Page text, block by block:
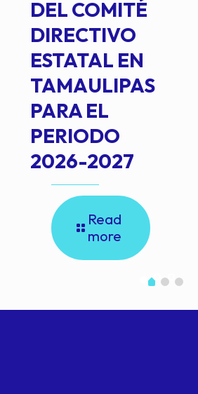
DEL COMITÉ
DIRECTIVO
ESTATAL EN
TAMAULIPAS
PARA EL
PERIODO
2026-2027
Read
more